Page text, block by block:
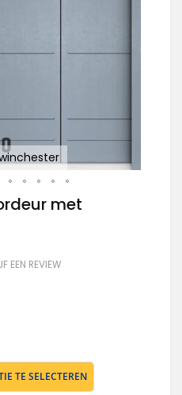
met
EEN REVIEW
TE SELECTEREN